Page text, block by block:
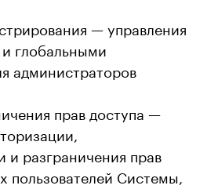
— управления
глобальными
администраторов
прав доступа —
и разграничения прав
пользователей Системы,